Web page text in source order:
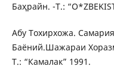
Баҳрайн. -Т.:
Абу Тохирхожа.
Баёний.Шажараи
Т.: “Камалак” 1991.